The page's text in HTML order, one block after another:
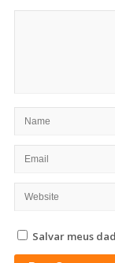
Salvar meus